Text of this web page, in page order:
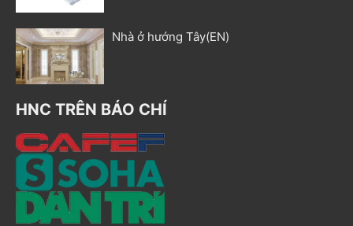
Nhà ở hướng Tây(EN)
HNC TRÊN BÁO CHÍ